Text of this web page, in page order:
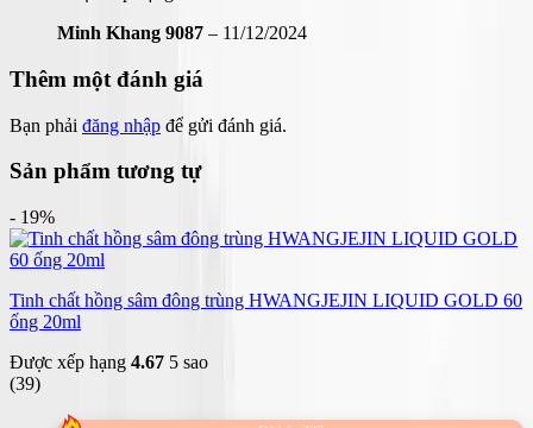
Minh Khang 9087 – 11/12/2024
Thêm một đánh giá
Bạn phải đăng nhập để gửi đánh giá.
Sản phẩm tương tự
- 19%
Tinh chất hồng sâm đông trùng HWANGJEJIN LIQUID GOLD 60
ống 20ml
Được xếp hạng 4.67 5 sao
(39)